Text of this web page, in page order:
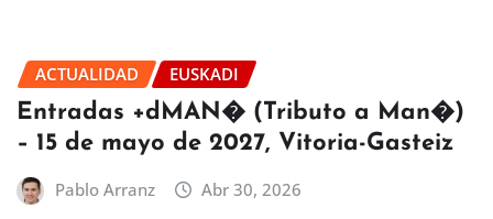
ACTUALIDAD EUSKADI
Entradas +dMAN� (Tributo a Man�)
– 15 de mayo de 2027, Vitoria-Gasteiz
Pablo Arranz Abr 30, 2026